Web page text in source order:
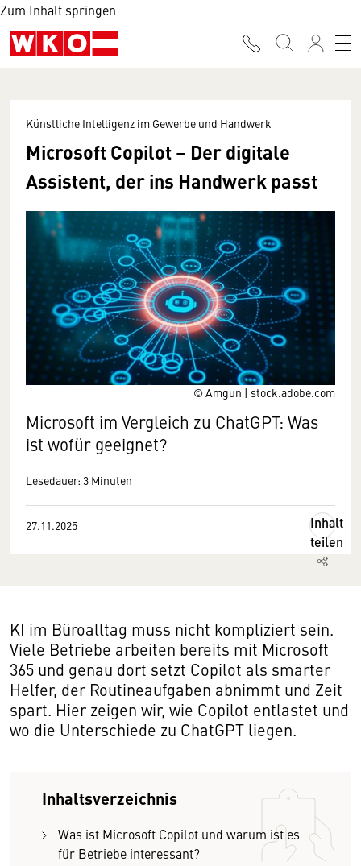
Zum Inhalt springen
© Amgun | stock.adobe.com
Künstliche Intelligenz im Gewerbe und Handwerk
Microsoft Copilot – Der digitale
Assistent, der ins Handwerk passt
Microsoft im Vergleich zu ChatGPT: Was
ist wofür geeignet?
Lesedauer: 3 Minuten
27.11.2025
Inhalt
teilen
KI im Büroalltag muss nicht kompliziert sein.
Viele Betriebe arbeiten bereits mit Microsoft
365 und genau dort setzt Copilot als smarter
Helfer, der Routineaufgaben abnimmt und Zeit
spart. Hier zeigen wir, wie Copilot entlastet und
wo die Unterschiede zu ChatGPT liegen.
Inhaltsverzeichnis
Was ist Microsoft Copilot und warum ist es
für Betriebe interessant?